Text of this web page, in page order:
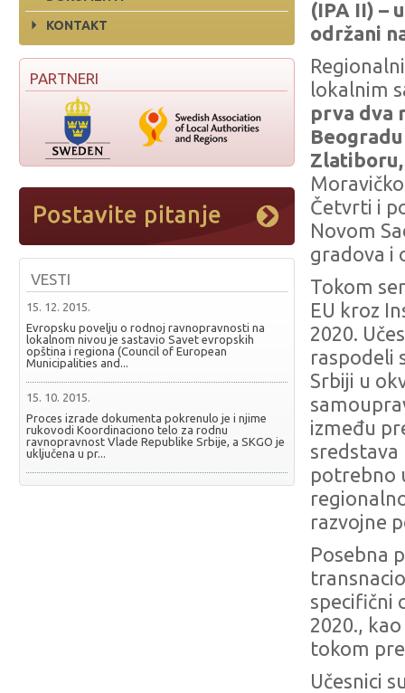
KONTAKT
PARTNERI
VESTI
15. 12. 2015.
Evropsku povelju o rodnoj ravnopravnosti na
lokalnom nivou je sastavio Savet evropskih
opština i regiona (Council of European
Municipalities and...
15. 10. 2015.
Proces izrade dokumenta pokrenulo je i njime
rukovodi Koordinaciono telo za rodnu
ravnopravnost Vlade Republike Srbije, a SKGO je
uključena u pr...
(IPA II) –
održani
lokalnim
prva dva
Četvrti i
Novom
gradova i
Tokom
EU kroz
2020.
raspodeli
Srbiji u
između
sredstava
potrebno
razvojne
Posebna
specifični
2020.,
tokom
Učesnici